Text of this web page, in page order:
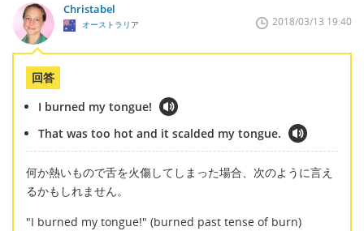
Christabel
オーストラリア 2018/03/13 19:40
回答
I burned my tongue!
That was too hot and it scalded my tongue.
何か熱いもので舌を火傷してしまった場合、次のように言え
るかもしれません。
"I burned my tongue!" (burned past tense of burn)